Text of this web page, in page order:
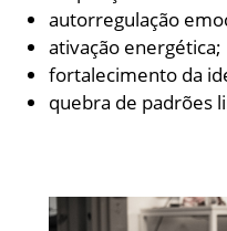
autorregulação
ativação energética;
fortalecimento da
quebra de padrões